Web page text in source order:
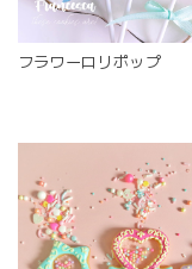
フラワーロリポップ